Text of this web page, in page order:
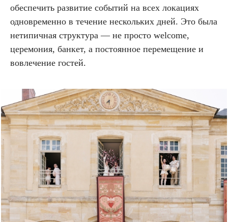
обеспечить развитие событий на всех локациях
одновременно в течение нескольких дней. Это была
нетипичная структура — не просто welcome,
церемония, банкет, а постоянное перемещение и
вовлечение гостей.